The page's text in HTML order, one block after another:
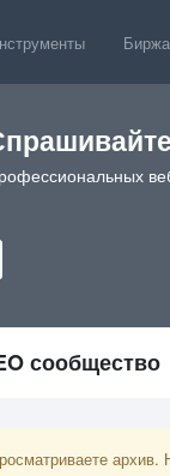
сообщество
архив.